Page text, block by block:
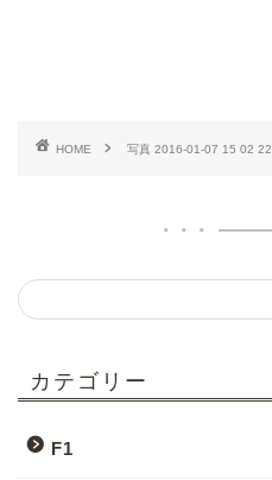
HOME 写真 2016-01-07 15 02 22
カテゴリー
F1